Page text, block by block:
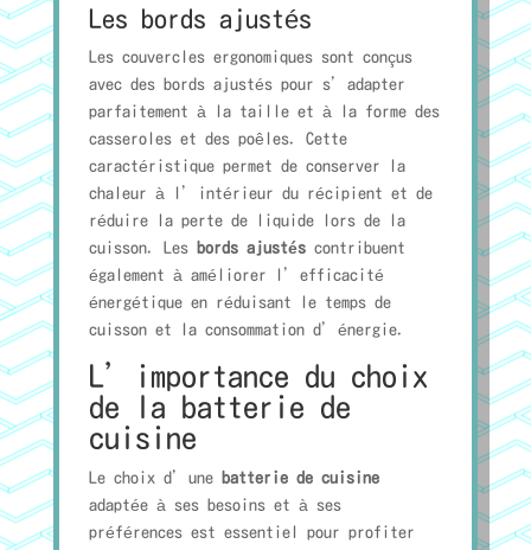
Les bords ajustés
Les couvercles ergonomiques sont conçus
avec des bords ajustés pour s’adapter
parfaitement à la taille et à la forme des
casseroles et des poêles. Cette
caractéristique permet de conserver la
chaleur à l’intérieur du récipient et de
réduire la perte de liquide lors de la
cuisson. Les
bords ajustéscontribuent
également à améliorer l’efficacité
énergétique en réduisant le temps de
cuisson et la consommation d’énergie.
L’importance du choix
de la batterie de
cuisine
Le choix d’une
batterie de cuisine
adaptée à ses besoins et à ses
préférences est essentiel pour profiter